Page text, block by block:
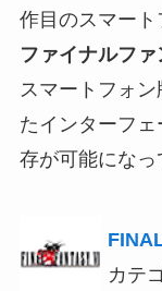
作目のスマート
ファイナルフ
スマートフォ
たインターフ
存が可能になっ
カテ